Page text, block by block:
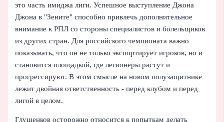
это часть имиджа лиги. Успешное выступление Джона
Джона в "Зените" способно привлечь дополнительное
внимание к РПЛ со стороны специалистов и болельщиков
из других стран. Для российского чемпионата важно
показывать, что он не только экспортирует игроков, но и
становится площадкой, где легионеры растут и
прогрессируют. В этом смысле на новом полузащитнике
лежит двойная ответственность - перед клубом и перед
лигой в целом.
Глушенков осторожно относится к попыткам делать